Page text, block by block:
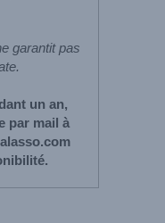
garantit pas
un an,
par mail à